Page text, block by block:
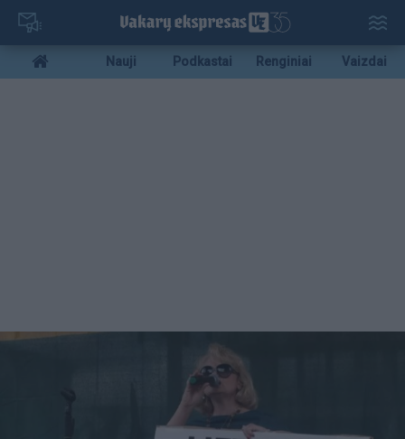
Pereiti
pagrindinį
turinį
Mobile
menu
Nauji Podkastai Renginiai Vaizdai